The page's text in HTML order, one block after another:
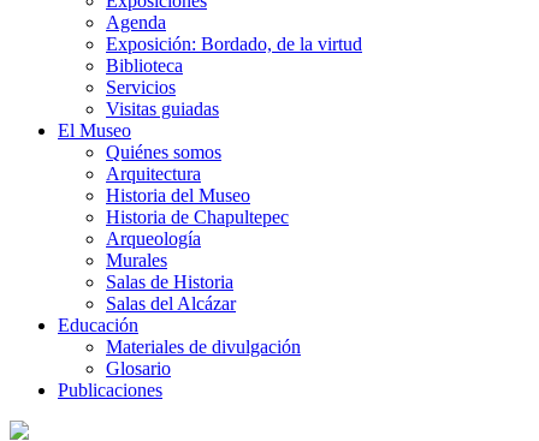
Agenda
Exposición: Bordado, de la virtud
Biblioteca
Servicios
Visitas guiadas
El Museo
Quiénes somos
Arquitectura
Historia del Museo
Historia de Chapultepec
Arqueología
Murales
Salas de Historia
Salas del Alcázar
Educación
Materiales de divulgación
Glosario
Publicaciones